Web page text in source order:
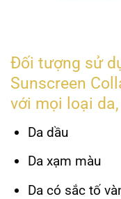
Đối tượng sử
Sunscreen
với mọi loại
Da dầu
Da xạm màu
Da có sắc tố